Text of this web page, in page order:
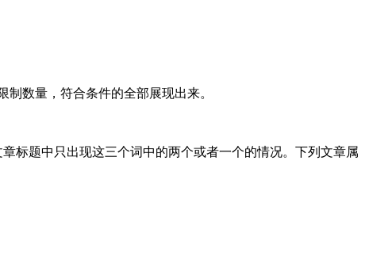
数量，符合条件的全部展现出来。
标题中只出现这三个词中的两个或者一个的情况。下列文章属